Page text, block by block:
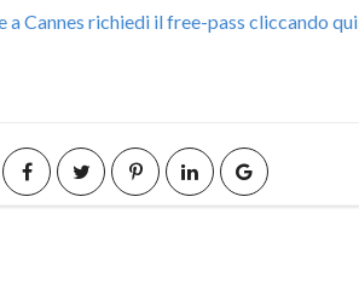
Cannes richiedi il free-pass cliccando qui